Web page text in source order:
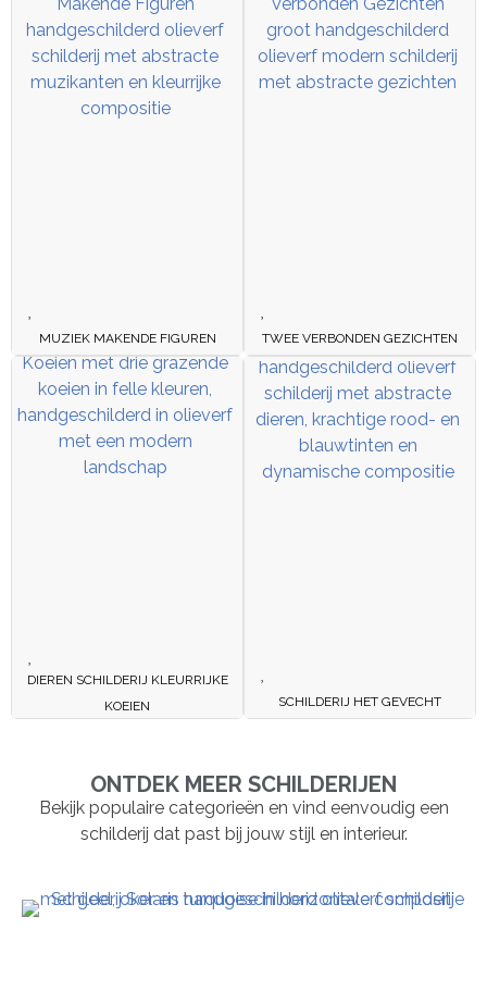
MUZIEK MAKENDE FIGUREN TWEE VERBONDEN GEZICHTEN
DIEREN SCHILDERIJ KLEURRIJKE
KOEIEN
SCHILDERIJ HET GEVECHT
ONTDEK MEER SCHILDERIJEN
Bekijk populaire categorieën en vind eenvoudig een
schilderij dat past bij jouw stijl en interieur.